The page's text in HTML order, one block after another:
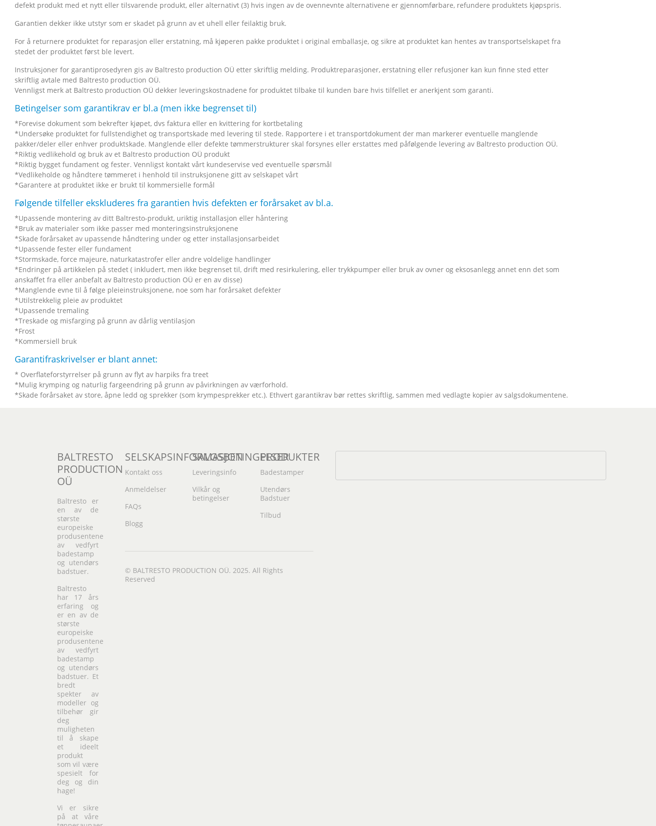
defekt produkt med et nytt eller tilsvarende produkt, eller alternativt (3) hvis ingen av de ovennevnte alternativene er gjennomførbare, refundere produktets kjøpspris.
Garantien dekker ikke utstyr som er skadet på grunn av et uhell eller feilaktig bruk.
For å returnere produktet for reparasjon eller erstatning, må kjøperen pakke produktet i original emballasje, og sikre at produktet kan hentes av transportselskapet fra
stedet der produktet først ble levert.
Instruksjoner for garantiprosedyren gis av Baltresto production OÜ etter skriftlig melding. Produktreparasjoner, erstatning eller refusjoner kan kun finne sted etter
skriftlig avtale med Baltresto production OÜ.
Vennligst merk at Baltresto production OÜ dekker leveringskostnadene for produktet tilbake til kunden bare hvis tilfellet er anerkjent som garanti.
Betingelser som garantikrav er bl.a (men ikke begrenset til)
*Forevise dokument som bekrefter kjøpet, dvs faktura eller en kvittering for kortbetaling
*Undersøke produktet for fullstendighet og transportskade med levering til stede. Rapportere i et transportdokument der man markerer eventuelle manglende
pakker/deler eller enhver produktskade. Manglende eller defekte tømmerstrukturer skal forsynes eller erstattes med påfølgende levering av Baltresto production OÜ.
*Riktig vedlikehold og bruk av et Baltresto production OÜ produkt
*Riktig bygget fundament og fester. Vennligst kontakt vårt kundeservise ved eventuelle spørsmål
*Vedlikeholde og håndtere tømmeret i henhold til instruksjonene gitt av selskapet vårt
*Garantere at produktet ikke er brukt til kommersielle formål
Følgende tilfeller ekskluderes fra garantien hvis defekten er forårsaket av bl.a.
*Upassende montering av ditt Baltresto-produkt, uriktig installasjon eller håntering
*Bruk av materialer som ikke passer med monteringsinstruksjonene
*Skade forårsaket av upassende håndtering under og etter installasjonsarbeidet
*Upassende fester eller fundament
*Stormskade, force majeure, naturkatastrofer eller andre voldelige handlinger
*Endringer på artikkelen på stedet ( inkludert, men ikke begrenset til, drift med resirkulering, eller trykkpumper eller bruk av ovner og eksosanlegg annet enn det som
anskaffet fra eller anbefalt av Baltresto production OÜ er en av disse)
*Manglende evne til å følge pleieinstruksjonene, noe som har forårsaket defekter
*Utilstrekkelig pleie av produktet
*Upassende tremaling
*Treskade og misfarging på grunn av dårlig ventilasjon
*Frost
*Kommersiell bruk
Garantifraskrivelser er blant annet:
* Overflateforstyrrelser på grunn av flyt av harpiks fra treet
*Mulig krymping og naturlig fargeendring på grunn av påvirkningen av værforhold.
*Skade forårsaket av store, åpne ledd og sprekker (som krympesprekker etc.). Ethvert garantikrav bør rettes skriftlig, sammen med vedlagte kopier av salgsdokumentene.
BALTRESTO
PRODUCTION
OÜ
Baltresto er
en av de
største
europeiske
produsentene
av vedfyrt
badestamp
og utendørs
badstuer.
Baltresto
har 17 års
erfaring og
er en av de
største
europeiske
produsentene
av vedfyrt
badestamp
og utendørs
badstuer. Et
bredt
spekter av
modeller og
tilbehør gir
deg
muligheten
til å skape
et ideelt
produkt
som vil være
spesielt for
deg og din
hage!
Vi er sikre
på at våre
SELSKAPSINFORMASJON
Kontakt oss
Anmeldelser
FAQs
Blogg
SALGSBETINGELSER
Leveringsinfo
Vilkår og
betingelser
PRODUKTER
Badestamper
Utendørs
Badstuer
Tilbud
© BALTRESTO PRODUCTION OÜ. 2025. All Rights
Reserved